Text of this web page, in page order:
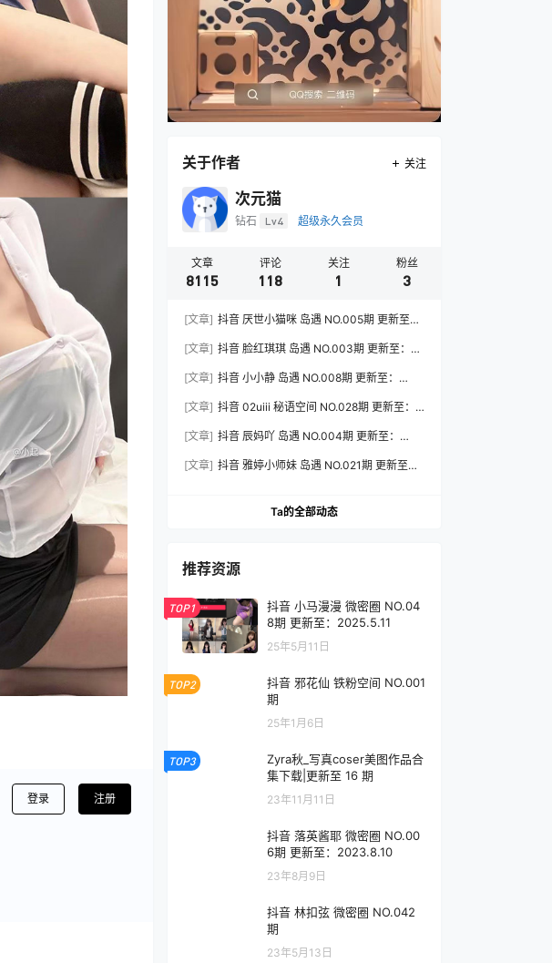
登录 注册
关于作者 关注
次元猫
钻石 Lv4 超级永久会员
文章
8115
评论
118
关注
1
粉丝
3
[文章] 抖音 厌世小猫咪 岛遇 NO.005期 更新至：
[文章] 抖音 脸红琪琪 岛遇 NO.003期 更新至：
[文章] 抖音 小小静 岛遇 NO.008期 更新至：
[文章] 抖音 02uiii 秘语空间 NO.028期 更新至：
[文章] 抖音 辰妈吖 岛遇 NO.004期 更新至：
[文章] 抖音 雅婷小师妹 岛遇 NO.021期 更新至：
Ta的全部动态
推荐资源
TOP1
抖音 小马漫漫 微密圈 NO.04
8期 更新至：2025.5.11
25年5月11日
TOP2
抖音 邪花仙 铁粉空间 NO.001
期
25年1月6日
TOP3
Zyra秋_写真coser美图作品合
集下载|更新至 16 期
23年11月11日
抖音 落英酱耶 微密圈 NO.00
6期 更新至：2023.8.10
23年8月9日
抖音 林扣弦 微密圈 NO.042
期
23年5月13日